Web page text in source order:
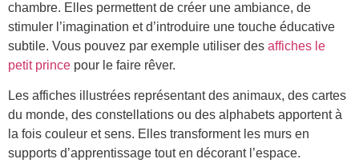
chambre. Elles permettent de créer une ambiance, de
stimuler l’imagination et d’introduire une touche éducative
subtile. Vous pouvez par exemple utiliser des affiches le
petit prince pour le faire rêver.
Les affiches illustrées représentant des animaux, des cartes
du monde, des constellations ou des alphabets apportent à
la fois couleur et sens. Elles transforment les murs en
supports d’apprentissage tout en décorant l’espace.